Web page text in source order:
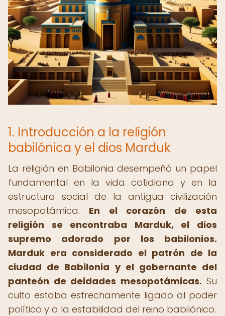
1. Introducción a la religión
babilónica y el dios Marduk
La religión en Babilonia desempeñó un papel
fundamental en la vida cotidiana y en la
estructura social de la antigua civilización
mesopotámica. En el corazón de esta
religión se encontraba Marduk, el dios
supremo adorado por los babilonios.
Marduk era considerado el patrón de la
ciudad de Babilonia y el gobernante del
panteón de deidades mesopotámicas. Su
culto estaba estrechamente ligado al poder
político y a la estabilidad del reino babilónico.